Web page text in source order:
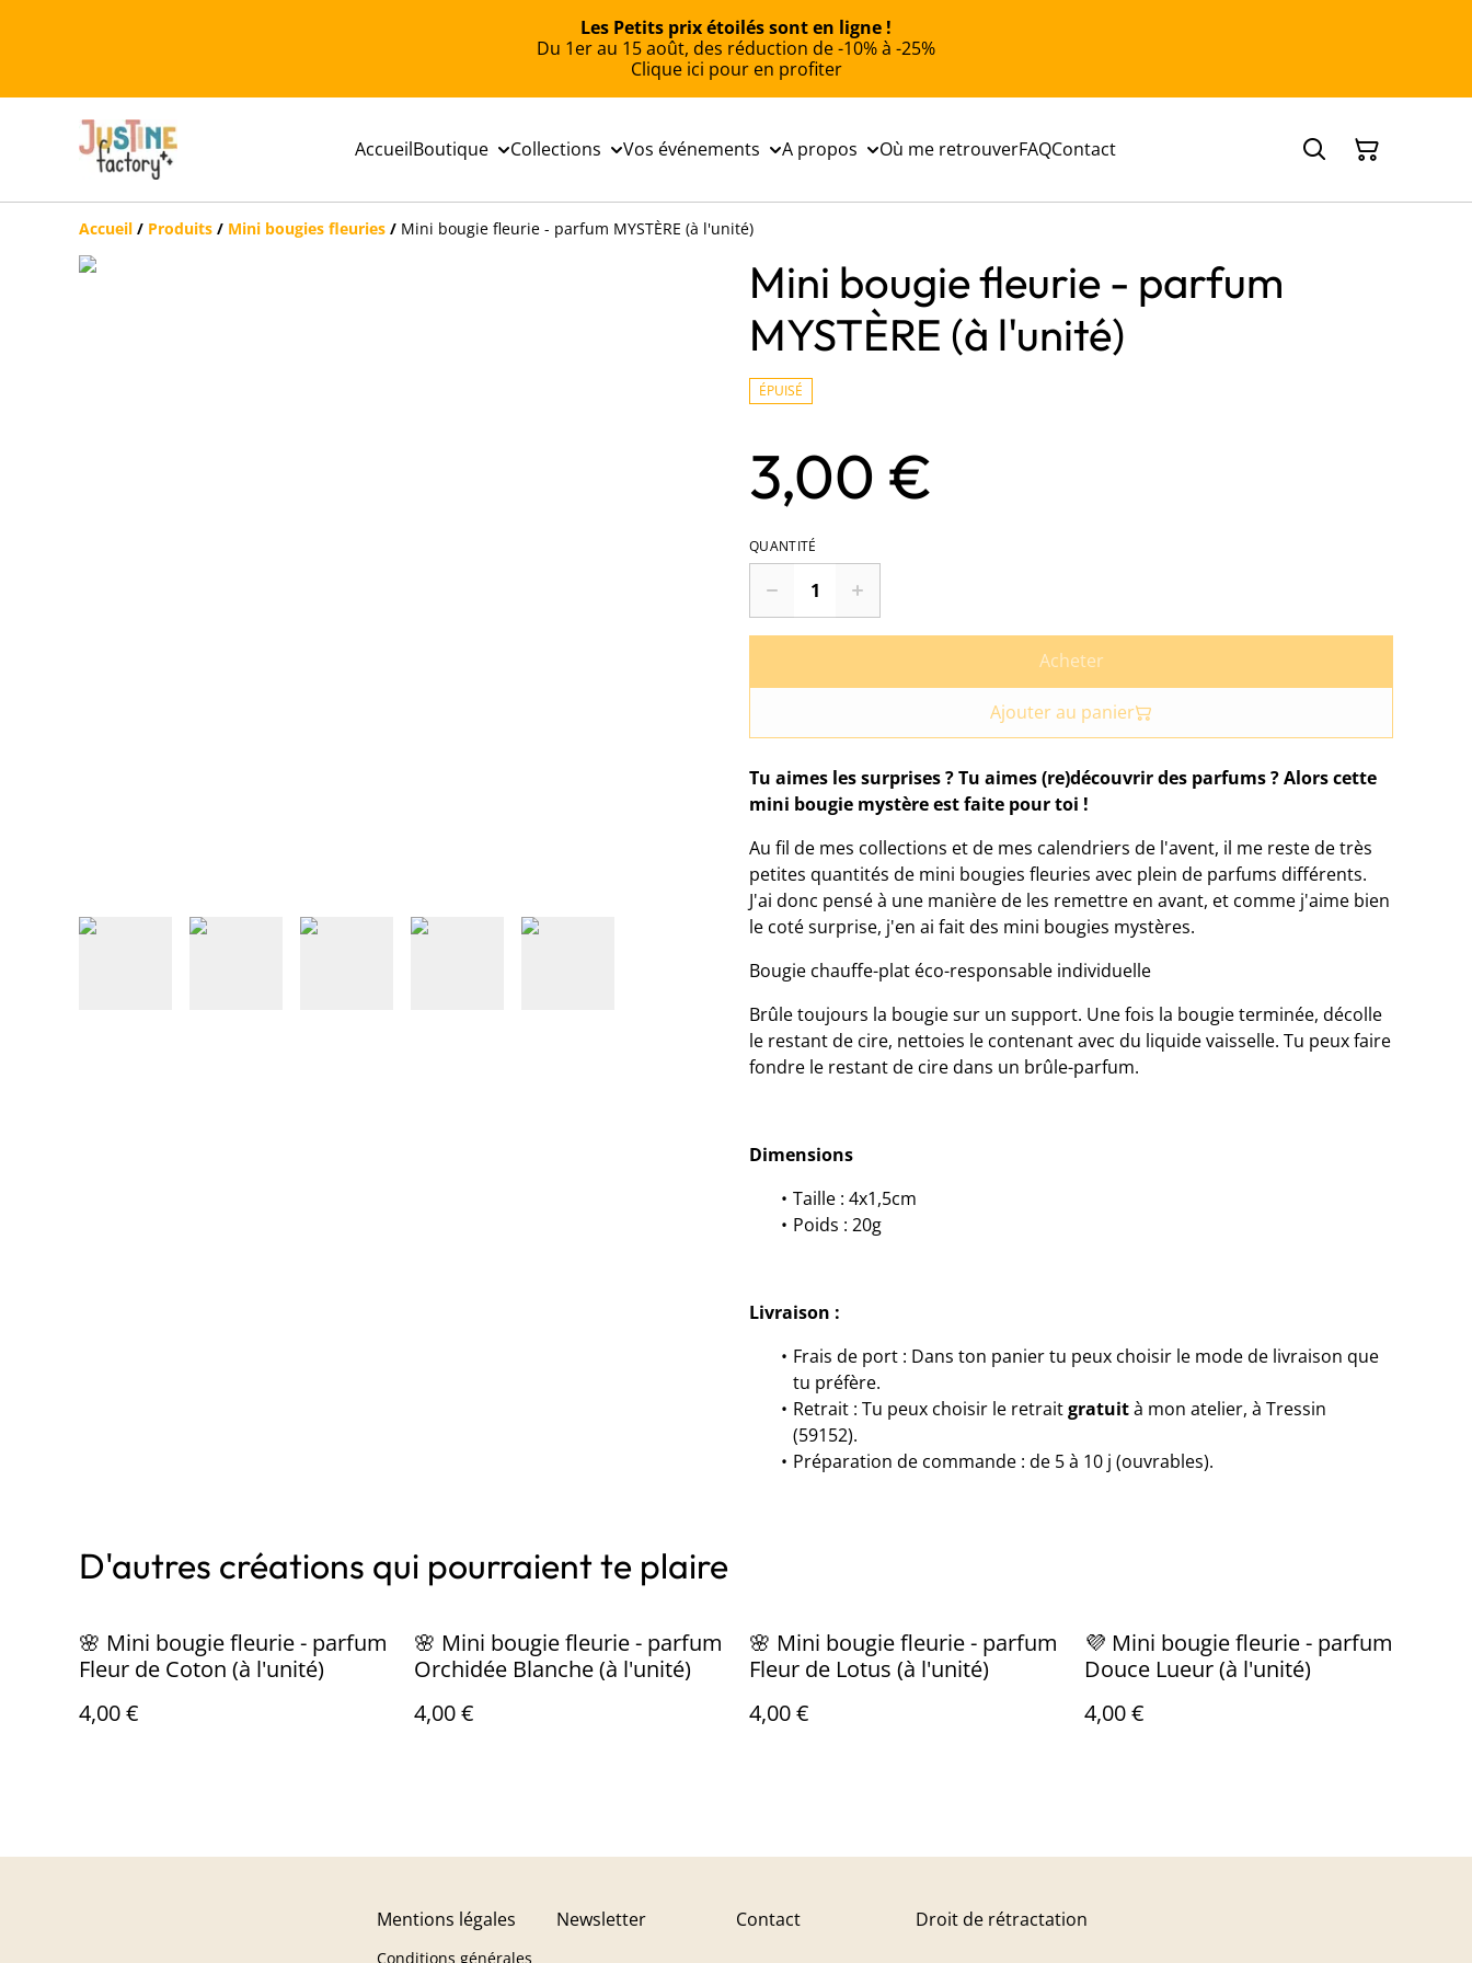
Les Petits prix étoilés sont en ligne !
Du 1er au 15 août, des réduction de -10% à -25%
Clique ici pour en profiter
AccueilBoutique Collections Vos événements A propos Où me retrouverFAQContact
Accueil / Produits / Mini bougies fleuries / Mini bougie fleurie - parfum MYSTÈRE (à l'unité)
Mini bougie fleurie - parfum
MYSTÈRE (à l'unité)
ÉPUISÉ
3,00 €
QUANTITÉ
Acheter
Ajouter au panier
Tu aimes les surprises ? Tu aimes (re)découvrir des parfums ? Alors cette
mini bougie mystère est faite pour toi !
Au fil de mes collections et de mes calendriers de l'avent, il me reste de très
petites quantités de mini bougies fleuries avec plein de parfums différents.
J'ai donc pensé à une manière de les remettre en avant, et comme j'aime bien
le coté surprise, j'en ai fait des mini bougies mystères.
Bougie chauffe-plat éco-responsable individuelle
Brûle toujours la bougie sur un support. Une fois la bougie terminée, décolle
le restant de cire, nettoies le contenant avec du liquide vaisselle. Tu peux faire
fondre le restant de cire dans un brûle-parfum.
Dimensions
Taille : 4x1,5cm
Poids : 20g
Livraison :
Frais de port : Dans ton panier tu peux choisir le mode de livraison que
tu préfère.
Retrait : Tu peux choisir le retraitgratuità mon atelier, à Tressin
(59152).
Préparation de commande : de 5 à 10 j (ouvrables).
D'autres créations qui pourraient te plaire
🌸 Mini bougie fleurie - parfum
Fleur de Coton (à l'unité)
4,00 €
🌸 Mini bougie fleurie - parfum
Orchidée Blanche (à l'unité)
4,00 €
🌸 Mini bougie fleurie - parfum
Fleur de Lotus (à l'unité)
4,00 €
💜 Mini bougie fleurie - parfum
Douce Lueur (à l'unité)
4,00 €
Mentions légales
Conditions générales
Newsletter Contact Droit de rétractation